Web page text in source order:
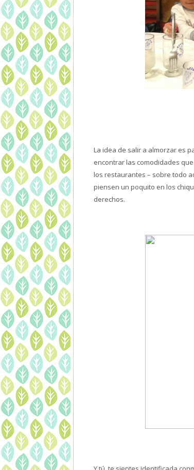
La idea de salir a almorzar es
encontrar las comodidades
los restaurantes – sobre todo
piensen un poquito en los
derechos.